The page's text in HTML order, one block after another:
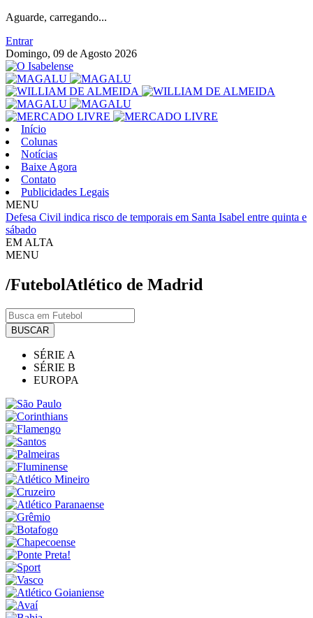
Aguarde, carregando...
Entrar
Domingo, 09 de Agosto 2026
Início
Colunas
Notícias
Baixe Agora
Contato
Publicidades Legais
MENU
Defesa Civil indica risco de temporais em Santa Isabel entre quinta e
sábado
EM ALTA
MENU
/FutebolAtlético de Madrid
BUSCAR
SÉRIE A
SÉRIE B
EUROPA